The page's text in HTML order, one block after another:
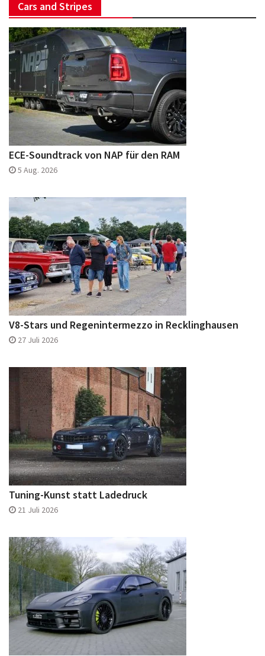
ECE-Soundtrack von NAP für den RAM
5 Aug. 2026
V8-Stars und Regenintermezzo in Recklinghausen
27 Juli 2026
Tuning-Kunst statt Ladedruck
21 Juli 2026
CETE: Fahrassistenten dauerhaft deaktivieren